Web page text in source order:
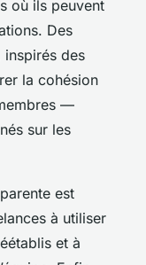
où ils peuvent
Des
inspirés des
la cohésion
—
sur les
est
à utiliser
et à